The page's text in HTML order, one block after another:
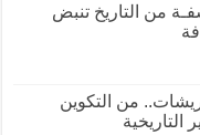
من التاريخ تنبض
من التكوين
التاريخية